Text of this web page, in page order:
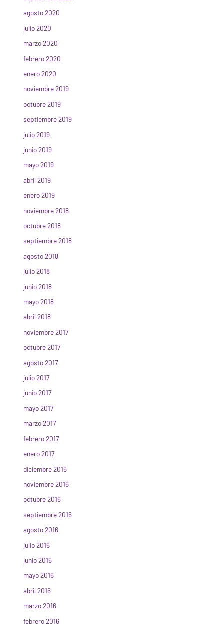
agosto 2020
julio 2020
marzo 2020
febrero 2020
enero 2020
noviembre 2019
octubre 2019
septiembre 2019
julio 2019
junio 2019
mayo 2019
abril 2019
enero 2019
noviembre 2018
octubre 2018
septiembre 2018
agosto 2018
julio 2018
junio 2018
mayo 2018
abril 2018
noviembre 2017
octubre 2017
agosto 2017
julio 2017
junio 2017
mayo 2017
marzo 2017
febrero 2017
enero 2017
diciembre 2016
noviembre 2016
octubre 2016
septiembre 2016
agosto 2016
julio 2016
junio 2016
mayo 2016
abril 2016
marzo 2016
febrero 2016